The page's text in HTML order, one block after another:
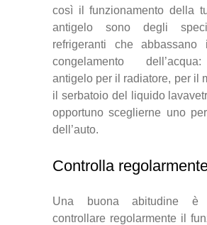
così il funzionamento della
antigelo sono degli
refrigeranti che
congelamento
antigelo per il radiatore, per il
il serbatoio del liquido
opportuno sceglierne uno
dell’auto.
Controlla
Una buona abitudine
controllare regolarmente il